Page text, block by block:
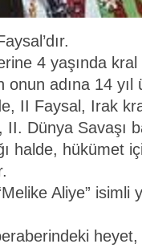
4 yaşında
onun adına 14
II Faysal, Irak
II. Dünya Savaşı
halde, hükümet
Aliye” isimli